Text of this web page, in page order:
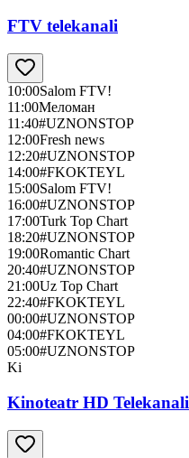
FTV telekanali
10:00Salom FTV!
11:00Меломан
11:40#UZNONSTOP
12:00Fresh news
12:20#UZNONSTOP
14:00#FKOKTEYL
15:00Salom FTV!
16:00#UZNONSTOP
17:00Turk Top Chart
18:20#UZNONSTOP
19:00Romantic Chart
20:40#UZNONSTOP
21:00Uz Top Chart
22:40#FKOKTEYL
00:00#UZNONSTOP
04:00#FKOKTEYL
05:00#UZNONSTOP
Ki
Kinoteatr HD Telekanali